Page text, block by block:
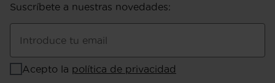
Suscríbete a nuestras novedades:
Introduce tu email
Acepto la política de privacidad